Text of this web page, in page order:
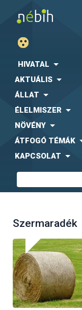
HIVATAL
AKTUÁLIS
ÁLLAT
ÉLELMISZER
NÖVÉNY
ÁTFOGÓ TÉMÁK
KAPCSOLAT
Szermaradék